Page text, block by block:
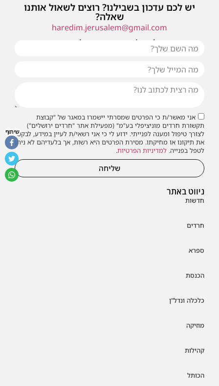
ניווט באתר
חדשות
חרדים
ספרא
הכנסת
כלכלה ונדל"ן
מוזיקה
קהילות
הכותל
יש לכם עדכון בשבילנו? רוצים לשאול אותנו
שאלה?
haredim.jerusalem@gmail.com
או שילחו אלינו פנייה ונחזור אליכם בהקדם
אני מאשר/ת כי הפרטים שמסרתי יישמרו במאגר של "קבוצת
תקשורת חרדים מוניציפלי בע"מ" (מפעילת אתר "חרדים ירושלים")
לצורך טיפול ומענה לפנייתי. ידוע לי כי אני רשאי/ת לעיין במידע, לבקש
את תיקונו או מחיקתו. מסירת הפרטים היא רשות, אך בלעדיהם לא ניתן
לטפל בפנייה. למדיניות הפרטיות.
שליחה
שיתוף